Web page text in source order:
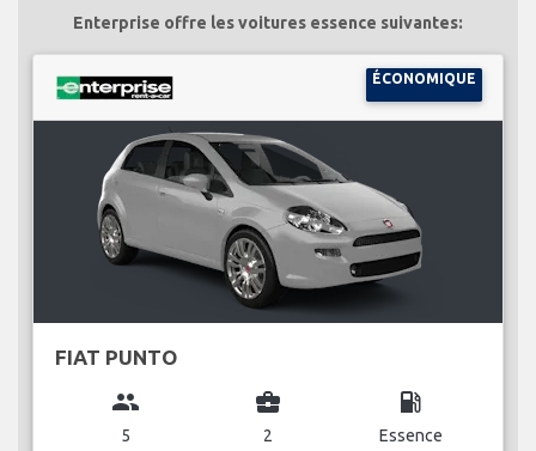
Enterprise offre les voitures essence suivantes:
ÉCONOMIQUE
FIAT PUNTO
group
5
business_center
2
local_gas_station
Essence